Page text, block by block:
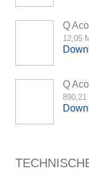
Q
12,05
Q
890,21